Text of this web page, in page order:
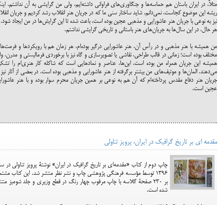
مثلاً، در ایران باستان هم حماسه‌ها و جنگاوری‌های فراوانی داشته‌ایم، ولی من گرایشی به آن نداشتم.
ریشه این موضوع کجاست، نمی‌دانم. شاید ساختار سنی ما که در جریان هنر انقلاب رشد کردیم و جریان
نیز به نوعی با جریان هنر عاشورایی و مذهبی عجین بوده است، باعث شده تا این گرایش‌ها در من ایجاد شود.
هر حال، در این سال‌ها به جریان‌های هنر باستانی و تاریخی گرایشی نداشتم.
من همیشه با هنر مذهبی و در رأس آن، هنر عاشورایی درگیر بوده‌ام، هر زمان هم با رویکردها و
مختلف بوده است؛ زمانی در قالب طراحی، نقاشی یا تصویرسازی و گاه نیز با برخوردی فرمالیستی و مدرن،
همیشه این جریان همراه من بوده است. این‌ها، عناصر و نمادهایی است که شاکله کار هنری‌ام را
می‌دهند. المان‌ها و موتیف‌های من بیشتر برگرفته از هنر عاشورایی و مذهبی بوده است. در بعضی از آثار نیز
جریان هنر دفاع مقدس پرداخته‌ام که آن‌ هم به نوعی بر همین جریان محرم سوار بوده و با هنر
عجین است.
مقدمه ای بر تاریخ گرافیک در ایران، پرویز تناولی
چاپ دوم از کتاب «مقدمه‌ای بر تاریخ گرافیک در ایران» نوشتۀ پرویز تناولی در
1396 توسط مؤسسه فرهنگی پژوهشی چاپ و نشر نظر منتشر شد. این کتاب
بر 230 صفحۀ گلاسه با چاپ مرقوب چهار رنگ در قطع وزیری و جلد شومیز
شده است.